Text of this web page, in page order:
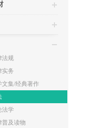
法规
实务
文集/经典著作
法学
普及读物